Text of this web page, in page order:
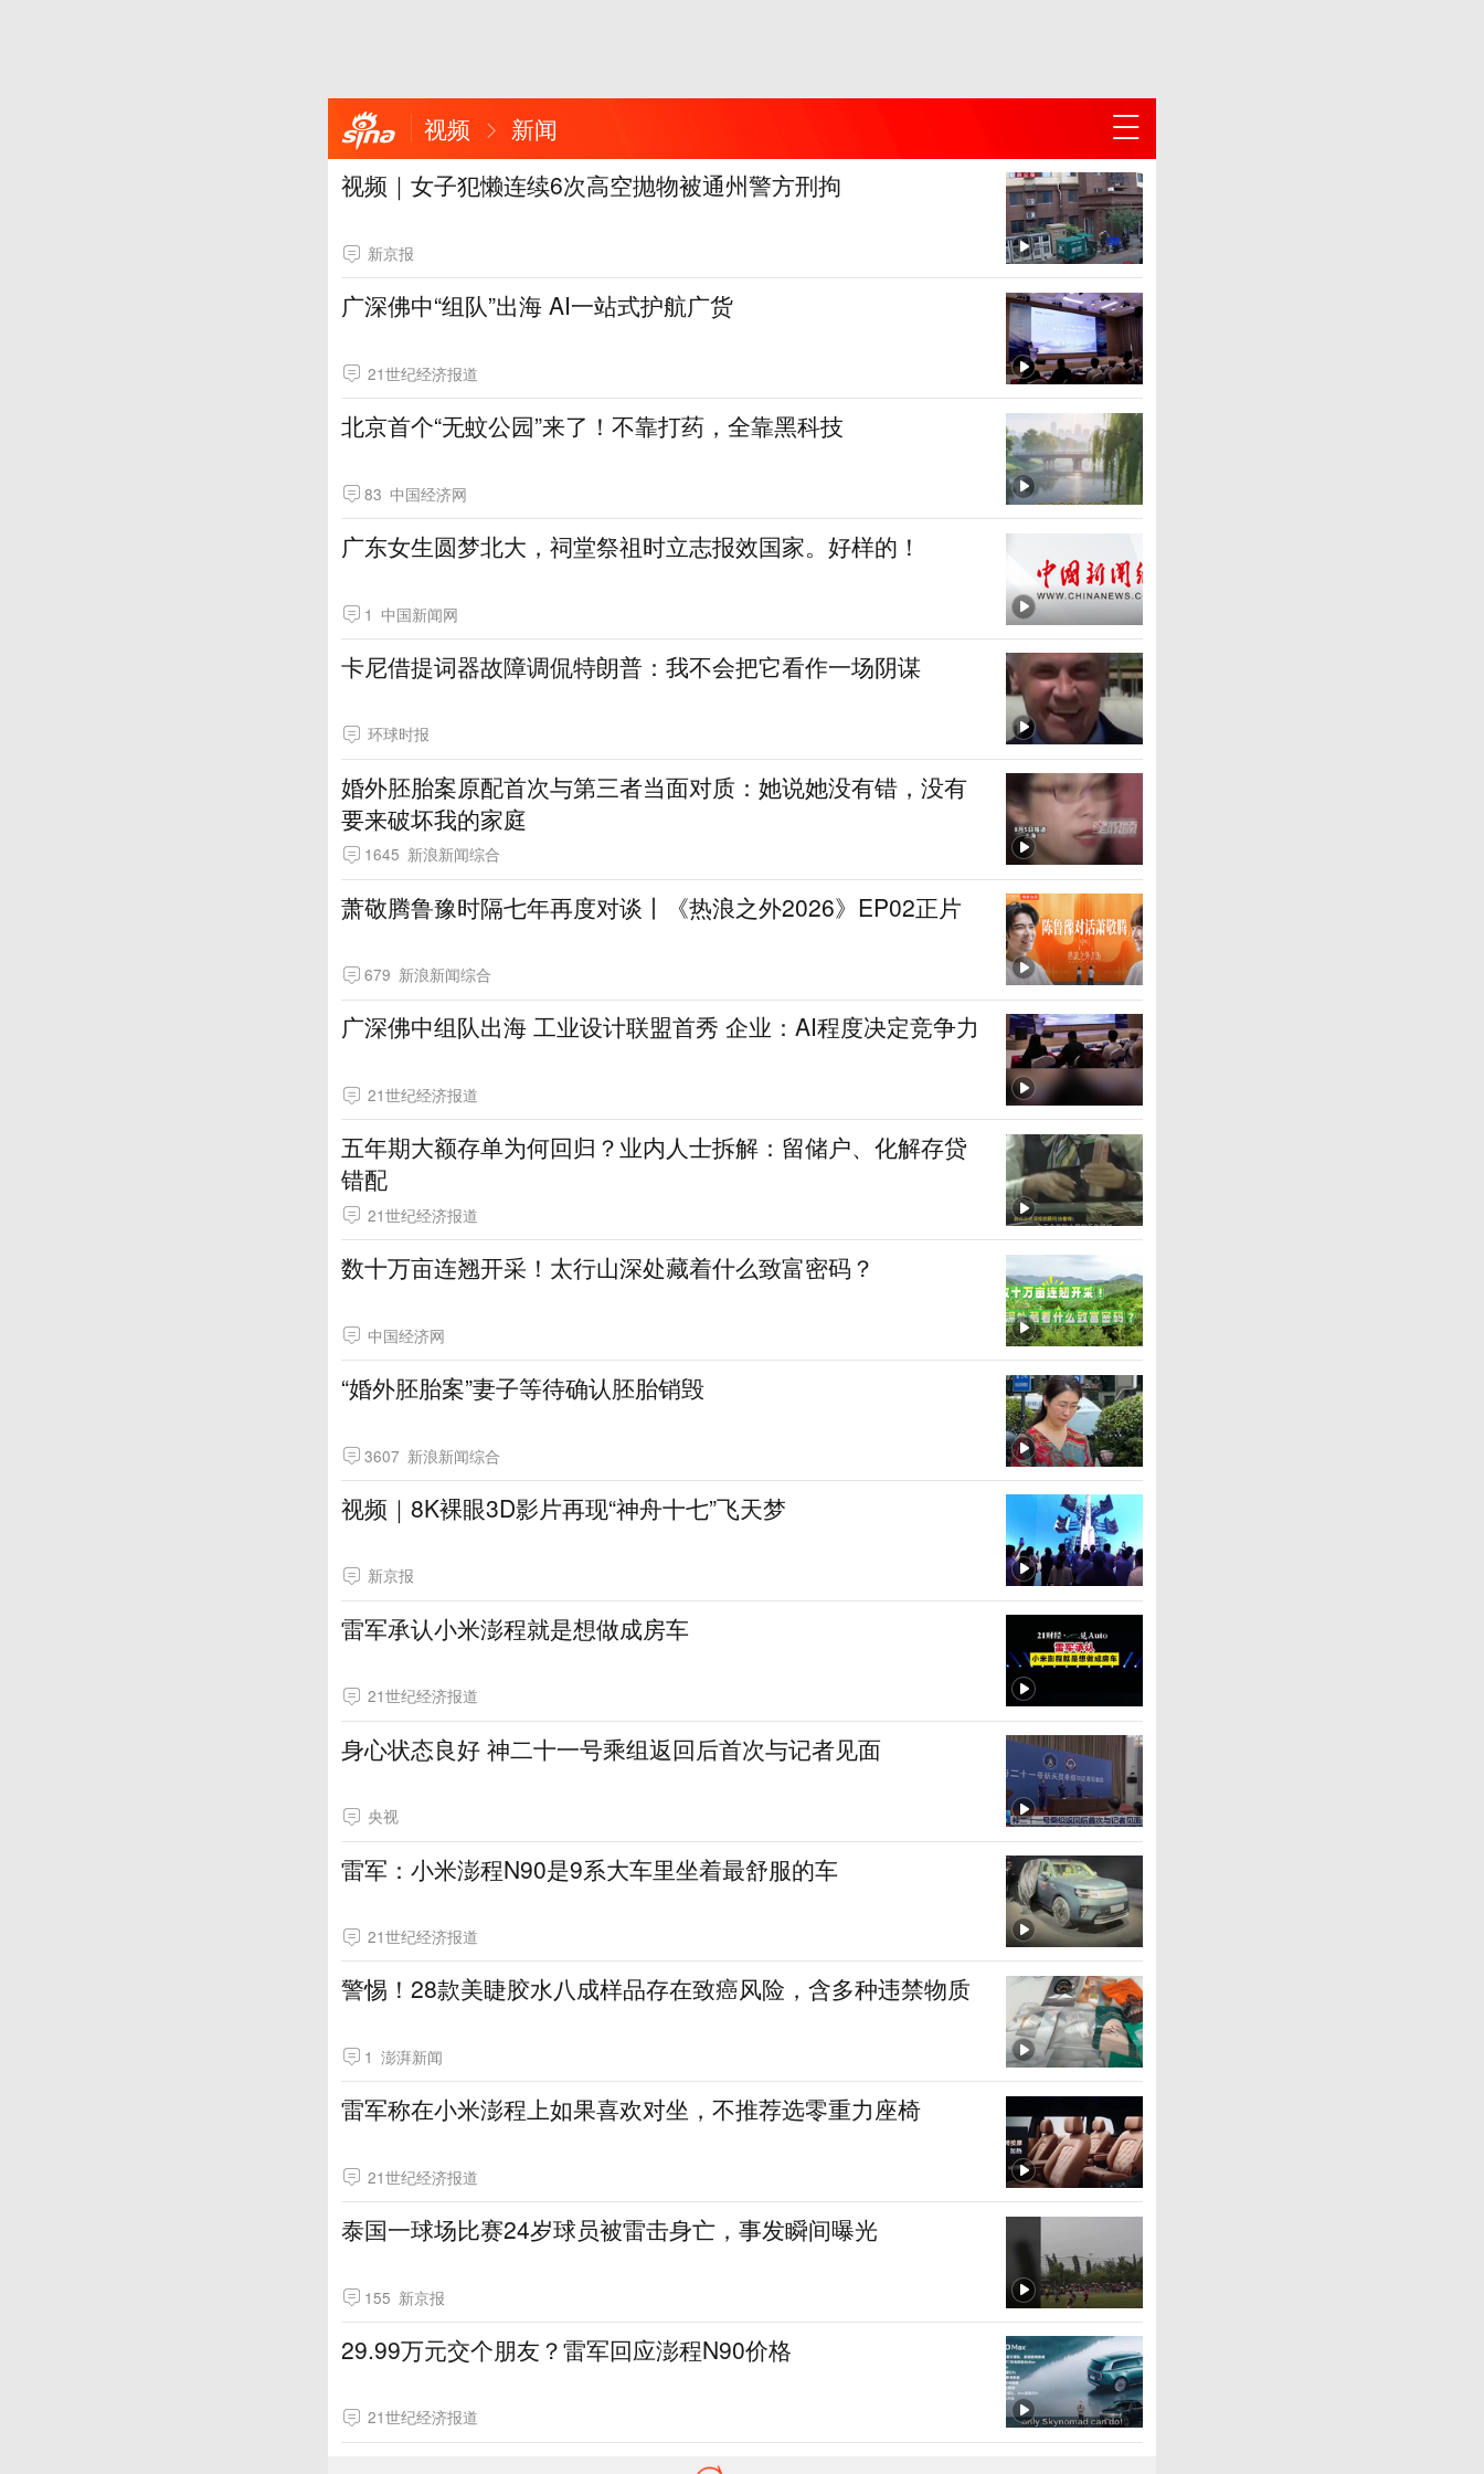
视频
新闻
视频｜女子犯懒连续6次高空抛物被通州警方刑拘
新京报
广深佛中“组队”出海 AI一站式护航广货
21世纪经济报道
北京首个“无蚊公园”来了！不靠打药，全靠黑科技
83 中国经济网
广东女生圆梦北大，祠堂祭祖时立志报效国家。好样的！
1 中国新闻网
卡尼借提词器故障调侃特朗普：我不会把它看作一场阴谋
环球时报
婚外胚胎案原配首次与第三者当面对质：她说她没有错，没有
要来破坏我的家庭
1645 新浪新闻综合
萧敬腾鲁豫时隔七年再度对谈丨《热浪之外2026》EP02正片
679 新浪新闻综合
广深佛中组队出海 工业设计联盟首秀 企业：AI程度决定竞争力
21世纪经济报道
五年期大额存单为何回归？业内人士拆解：留储户、化解存贷
错配
21世纪经济报道
数十万亩连翘开采！太行山深处藏着什么致富密码？
中国经济网
“婚外胚胎案”妻子等待确认胚胎销毁
3607 新浪新闻综合
视频｜8K裸眼3D影片再现“神舟十七”飞天梦
新京报
雷军承认小米澎程就是想做成房车
21世纪经济报道
身心状态良好 神二十一号乘组返回后首次与记者见面
央视
雷军：小米澎程N90是9系大车里坐着最舒服的车
21世纪经济报道
警惕！28款美睫胶水八成样品存在致癌风险，含多种违禁物质
1 澎湃新闻
雷军称在小米澎程上如果喜欢对坐，不推荐选零重力座椅
21世纪经济报道
泰国一球场比赛24岁球员被雷击身亡，事发瞬间曝光
155 新京报
29.99万元交个朋友？雷军回应澎程N90价格
21世纪经济报道